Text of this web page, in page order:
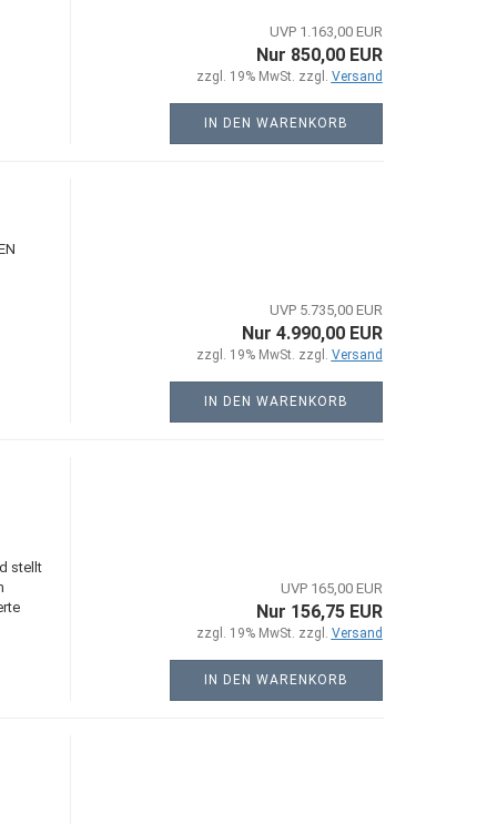
UVP 1.163,00 EUR
Nur 850,00 EUR
zzgl. 19% MwSt. zzgl. Versand
IN DEN WARENKORB
UVP 5.735,00 EUR
Nur 4.990,00 EUR
zzgl. 19% MwSt. zzgl. Versand
IN DEN WARENKORB
stellt
UVP 165,00 EUR
Nur 156,75 EUR
zzgl. 19% MwSt. zzgl. Versand
IN DEN WARENKORB